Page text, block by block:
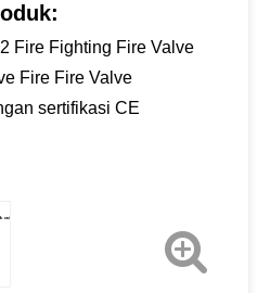
Fire Fighting Fire Valve
Fire Fire Valve
sertifikasi CE